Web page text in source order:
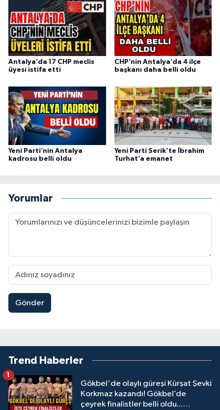
Antalya’da 17 CHP meclis
üyesi istifa etti
CHP’nin Antalya’da 4 ilçe
başkanı daha belli oldu
Yeni Parti’nin Antalya
kadrosu belli oldu
Yeni Parti Serik’te İbrahim
Turhat’a emanet
Yorumlar
Gönder
Trend Haberler
Gökbel'de olaylı güreşi Kürşat Şevki
Korkmaz kazandı! Gökbel’de
çeyrek finalistler belli oldu...
1